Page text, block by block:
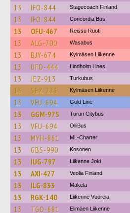
13
IFO-844 Stagecoach Finland
13 IFO-844 Concordia Bus
13 OFU-467 Reissu Ruoti
13 ALG-700 Wasabus
13 BJY-674 Kylmäsen Liikenne
13 UFO-444 Lindholm Lines
13 JEZ-913 Turkubus
13 SEZ-223 Kylmäsen Liikenne
13 VFU-694 Gold Line
13 GGM-975 Turun Citybus
13 VFU-694 OlliBus
13 MYH-861 ML-Charter
13 GBS-990 Kosonen
13 IUG-797 Liikenne Joki
13 AXI-427 Veolia Finland
13 ILG-833 Mäkela
13 RGK-140 Liikenne Vuorela
13 TGO-681 Elimäen Liikenne